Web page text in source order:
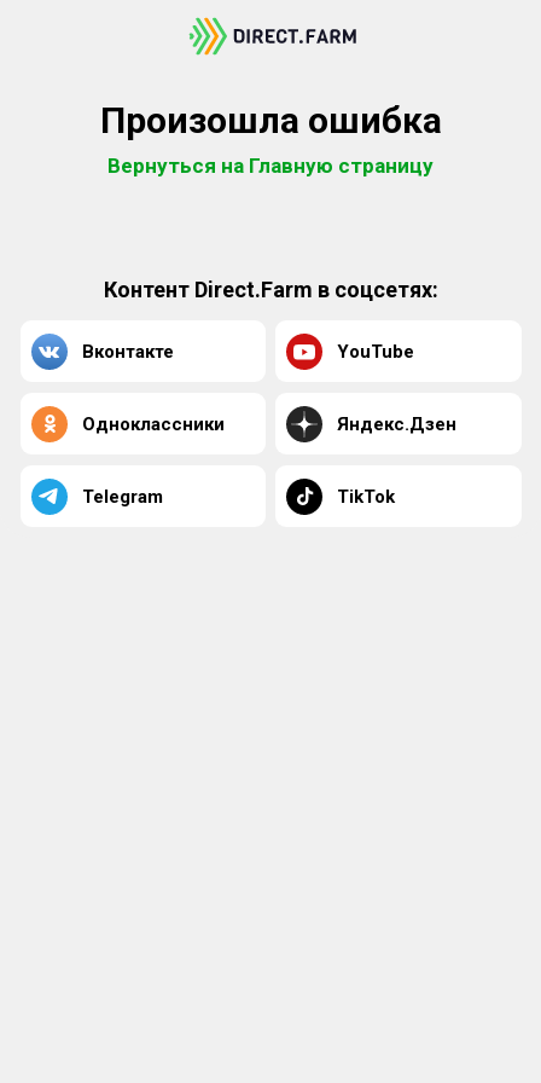
Произошла ошибка
Вернуться на Главную страницу
Контент Direct.Farm в соцсетях:
Вконтакте YouTube
Одноклассники Яндекс.Дзен
Telegram TikTok